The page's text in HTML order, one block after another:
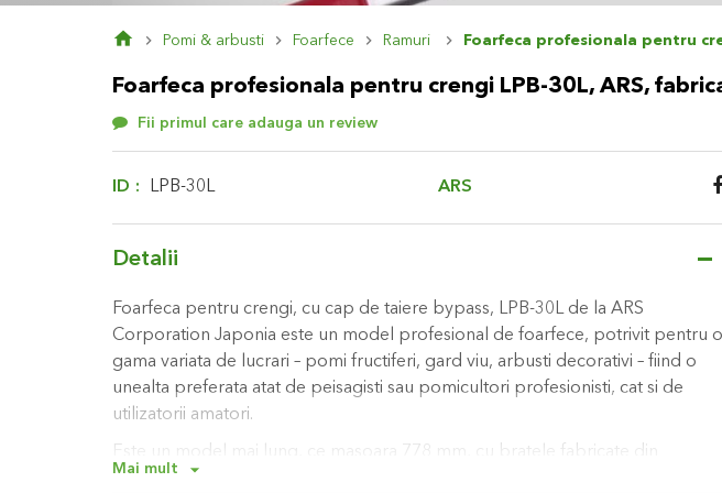
Pomi & arbusti Foarfece Ramuri Foarfeca profesionala pentru
Foarfeca profesionala pentru crengi LPB-30L, ARS,
Fii primul care adauga un review
ID LPB-30L ARS
Detalii
Foarfeca pentru crengi, cu cap de taiere bypass, LPB-30L de la ARS
Corporation Japonia este un model profesional de foarfece, potrivit pentru o
gama variata de lucrari – pomi fructiferi, gard viu, arbusti decorativi – fiind o
unealta preferata atat de peisagisti sau pomicultori profesionisti, cat si de
utilizatorii amatori.
Este un model mai lung, ce masoara 778 mm, cu bratele fabricate din
aluminiu rezistent, avand forma tubulara si prevazute cu dublu amortizor
Mai mult